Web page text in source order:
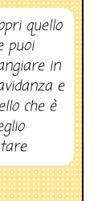
quello
puoi
in
e
che è